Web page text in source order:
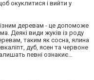
окуклитися і вийти у
деревам - це допоможе
Деякі види жуків із роду
таким як сосна, ялина
дуб, ясен та червоне
певні ознакиє…